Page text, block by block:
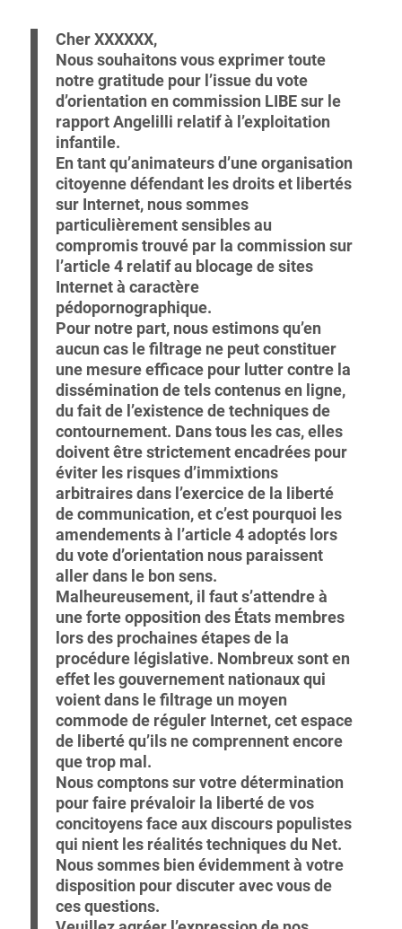
Cher XXXXXX,
Nous souhaitons vous exprimer toute
notre gratitude pour l’issue du vote
d’orientation en commission LIBE sur le
rapport Angelilli relatif à l’exploitation
infantile.
En tant qu’animateurs d’une organisation
citoyenne défendant les droits et libertés
sur Internet, nous sommes
particulièrement sensibles au
compromis trouvé par la commission sur
l’article 4 relatif au blocage de sites
Internet à caractère
pédopornographique.
Pour notre part, nous estimons qu’en
aucun cas le filtrage ne peut constituer
une mesure efficace pour lutter contre la
dissémination de tels contenus en ligne,
du fait de l’existence de techniques de
contournement. Dans tous les cas, elles
doivent être strictement encadrées pour
éviter les risques d’immixtions
arbitraires dans l’exercice de la liberté
de communication, et c’est pourquoi les
amendements à l’article 4 adoptés lors
du vote d’orientation nous paraissent
aller dans le bon sens.
Malheureusement, il faut s’attendre à
une forte opposition des États membres
lors des prochaines étapes de la
procédure législative. Nombreux sont en
effet les gouvernement nationaux qui
voient dans le filtrage un moyen
commode de réguler Internet, cet espace
de liberté qu’ils ne comprennent encore
que trop mal.
Nous comptons sur votre détermination
pour faire prévaloir la liberté de vos
concitoyens face aux discours populistes
qui nient les réalités techniques du Net.
Nous sommes bien évidemment à votre
disposition pour discuter avec vous de
ces questions.